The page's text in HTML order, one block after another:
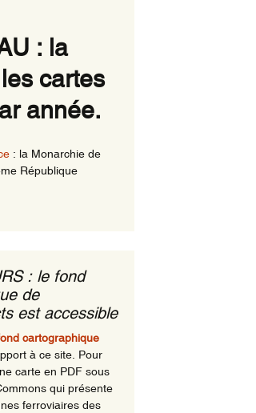
: la
cartes
année.
: la Monarchie de
République
: le fond
de
est accessible
cartographique
à ce site. Pour
carte en PDF sous
qui présente
ferroviaires des